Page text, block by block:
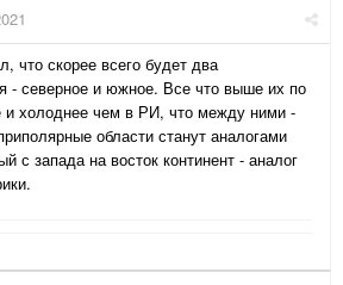
что скорее всего будет два
- северное и южное. Все что выше их по
холоднее чем в РИ, что между ними -
области станут аналогами
с запада на восток континент - аналог